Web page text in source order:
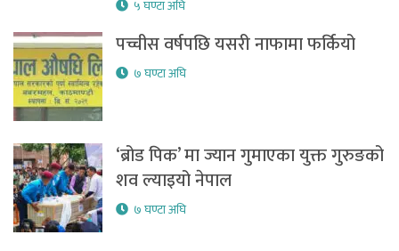
५ घण्टा अघि
पच्चीस वर्षपछि यसरी नाफामा फर्कियो
७ घण्टा अघि
‘ब्रोड पिक’ मा ज्यान गुमाएका युक्त गुरुङको
शव ल्याइयो नेपाल
७ घण्टा अघि